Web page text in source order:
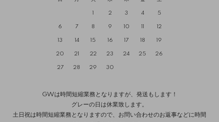
1 2 3 4 5
6 7 8 9 10 11 12
13 14 15 16 17 18 19
20 21 22 23 24 25 26
27 28 29 30
GWは時間短縮業務となりますが、発送もします！
グレーの日は休業致します。
土日祝は時間短縮業務となりますので、お問い合わせのお返事などに時間